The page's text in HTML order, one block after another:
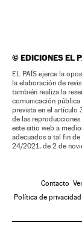
©EDICIONES EL
EL PAÍS ejerce la
la elaboración de
también realiza la
comunicación pública
prevista en el artículo
de las reproducciones
este sitio web a
adecuados a tal fin
24/2021, de 2 de
Contacto
Política de privacidad